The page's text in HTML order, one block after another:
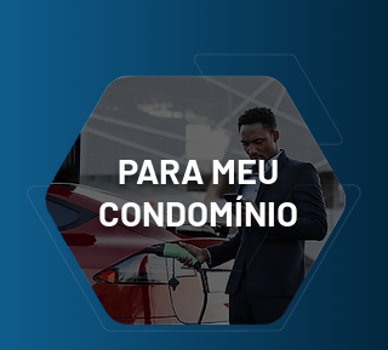
PARA MEU
CONDOMÍNIO